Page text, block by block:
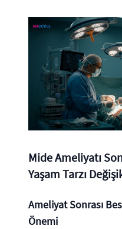
Mide Ameliyatı
Yaşam Tarzı
Ameliyat Sonrası
Önemi